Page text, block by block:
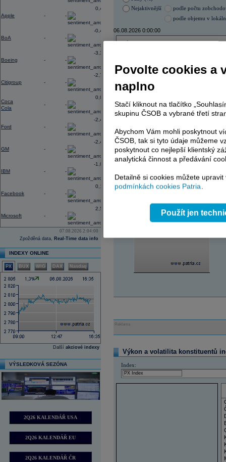
Apple - -
0,45
BoA - -
-0,40
Boeing - -
-3,33
Citigroup - -
-2,78
Coca
Cola
- -
0,02
Ford - -
-2,41
GM - -
-2,49
IBM - -
-1,06
Facebook - -
0,19
Microsoft - -
2,54
07.08.2026 2:04:00
Zpožděná data, Real-Time data info
INDEXY ONLINE
PX BUX WIG DAX Nasdaq
Další akciové indexy
VÝSLEDKOVÁ SEZÓNA
2Q26 KALENDÁŘ USA
2Q26 KALENDÁŘ EU
2Q26 KALENDÁŘ ČR
Nejaktivnější
podle počtu
podle objemu v
06.08.2026 0:00:00
ISIN
ERSTE BANK
PHILIP MORRIS ČR
PHILIP MORRIS ČR
TOMA
ENERGOAQUA
KOMERČNÍ BANKA
TMR
TMR
E4U
AD index - vývoj
Reklama
Výkon a volatilita konstituentů
Index:
Povolte cookies a
naplno
Stačí kliknout na tlačítko
skupinu ČSOB a vybrané třetí
Abychom Vám mohli poskytnout
ČSOB, tak si tyto údaje můžeme
poskytnout co nejlepší klientský
analytická činnost a předávání
Detailně si cookies můžete
podmínkách cookies Patria.
Použít jen